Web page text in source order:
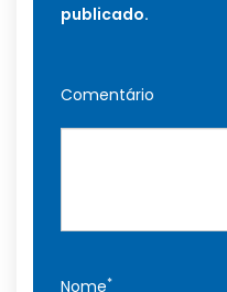
publicado.
Comentário
Nome*